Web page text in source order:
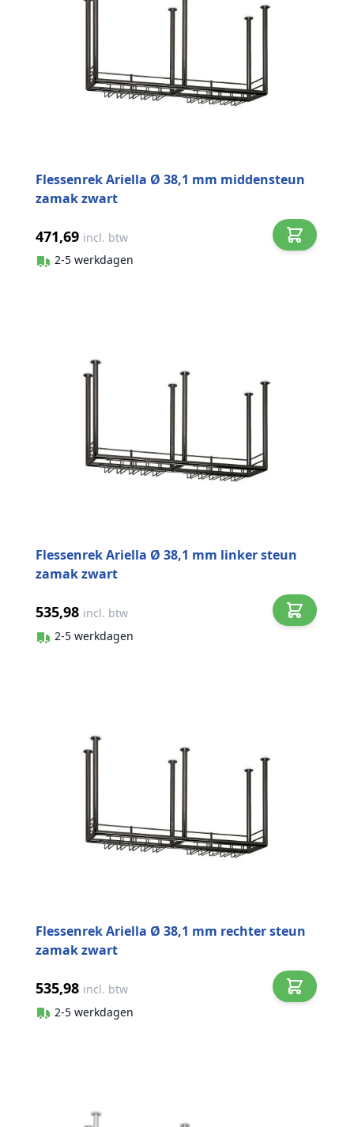
Flessenrek Ariella Ø 38,1 mm middensteun
zamak zwart
471,69 incl. btw
2-5 werkdagen
Flessenrek Ariella Ø 38,1 mm linker steun
zamak zwart
535,98 incl. btw
2-5 werkdagen
Flessenrek Ariella Ø 38,1 mm rechter steun
zamak zwart
535,98 incl. btw
2-5 werkdagen